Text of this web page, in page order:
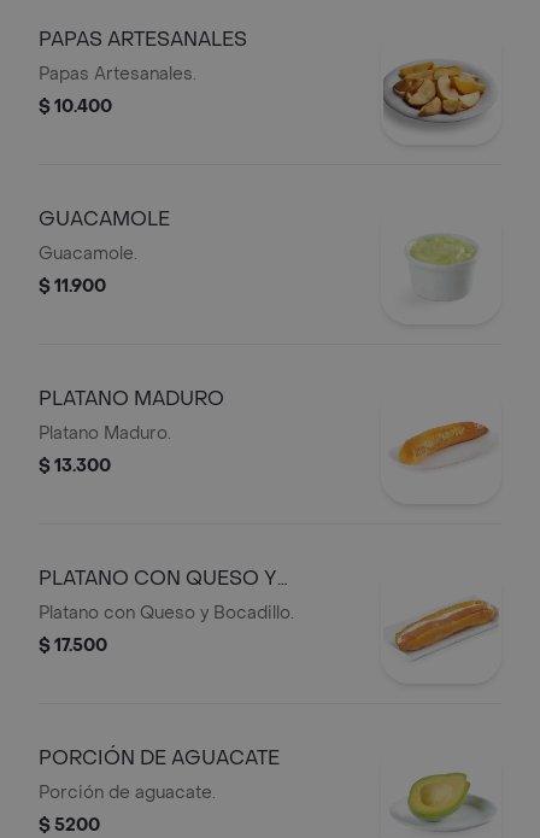
PAPAS ARTESANALES
Papas Artesanales.
$ 10.400
GUACAMOLE
Guacamole.
$ 11.900
PLATANO MADURO
Platano Maduro.
$ 13.300
PLATANO CON QUESO Y
BOCADILLO
Platano con Queso y Bocadillo.
$ 17.500
PORCIÓN DE AGUACATE
Porción de aguacate.
$ 5200